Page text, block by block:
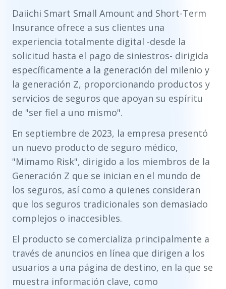
Daiichi Smart Small Amount and Short-Term
Insurance ofrece a sus clientes una
experiencia totalmente digital -desde la
solicitud hasta el pago de siniestros- dirigida
específicamente a la generación del milenio y
la generación Z, proporcionando productos y
servicios de seguros que apoyan su espíritu
de "ser fiel a uno mismo".
En septiembre de 2023, la empresa presentó
un nuevo producto de seguro médico,
"Mimamo Risk", dirigido a los miembros de la
Generación Z que se inician en el mundo de
los seguros, así como a quienes consideran
que los seguros tradicionales son demasiado
complejos o inaccesibles.
El producto se comercializa principalmente a
través de anuncios en línea que dirigen a los
usuarios a una página de destino, en la que se
muestra información clave, como